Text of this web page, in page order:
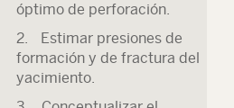
óptimo de perforación.
2. Estimar presiones de
formación y de fractura del
yacimiento.